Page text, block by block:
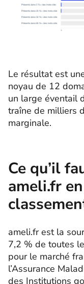
Le résultat est
noyau de 12
un large éventail
traîne de milliers
marginale.
Ce qu’il
ameli.fr
ameli.fr est la
7,2 % de toutes
pour le marché
l’Assurance
des Institutions